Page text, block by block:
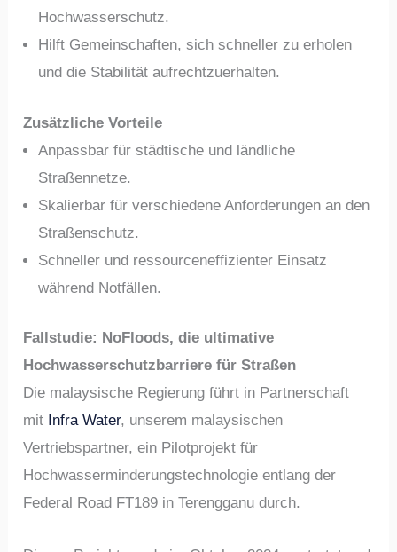
Hochwasserschutz.
Hilft Gemeinschaften, sich schneller zu erholen
und die Stabilität aufrechtzuerhalten.
Zusätzliche Vorteile
Anpassbar für städtische und ländliche
Straßennetze.
Skalierbar für verschiedene Anforderungen an den
Straßenschutz.
Schneller und ressourceneffizienter Einsatz
während Notfällen.
Fallstudie: NoFloods, die ultimative
Hochwasserschutzbarriere für Straßen
Die malaysische Regierung führt in Partnerschaft
mit Infra Water, unserem malaysischen
Vertriebspartner, ein Pilotprojekt für
Hochwasserminderungstechnologie entlang der
Federal Road FT189 in Terengganu durch.